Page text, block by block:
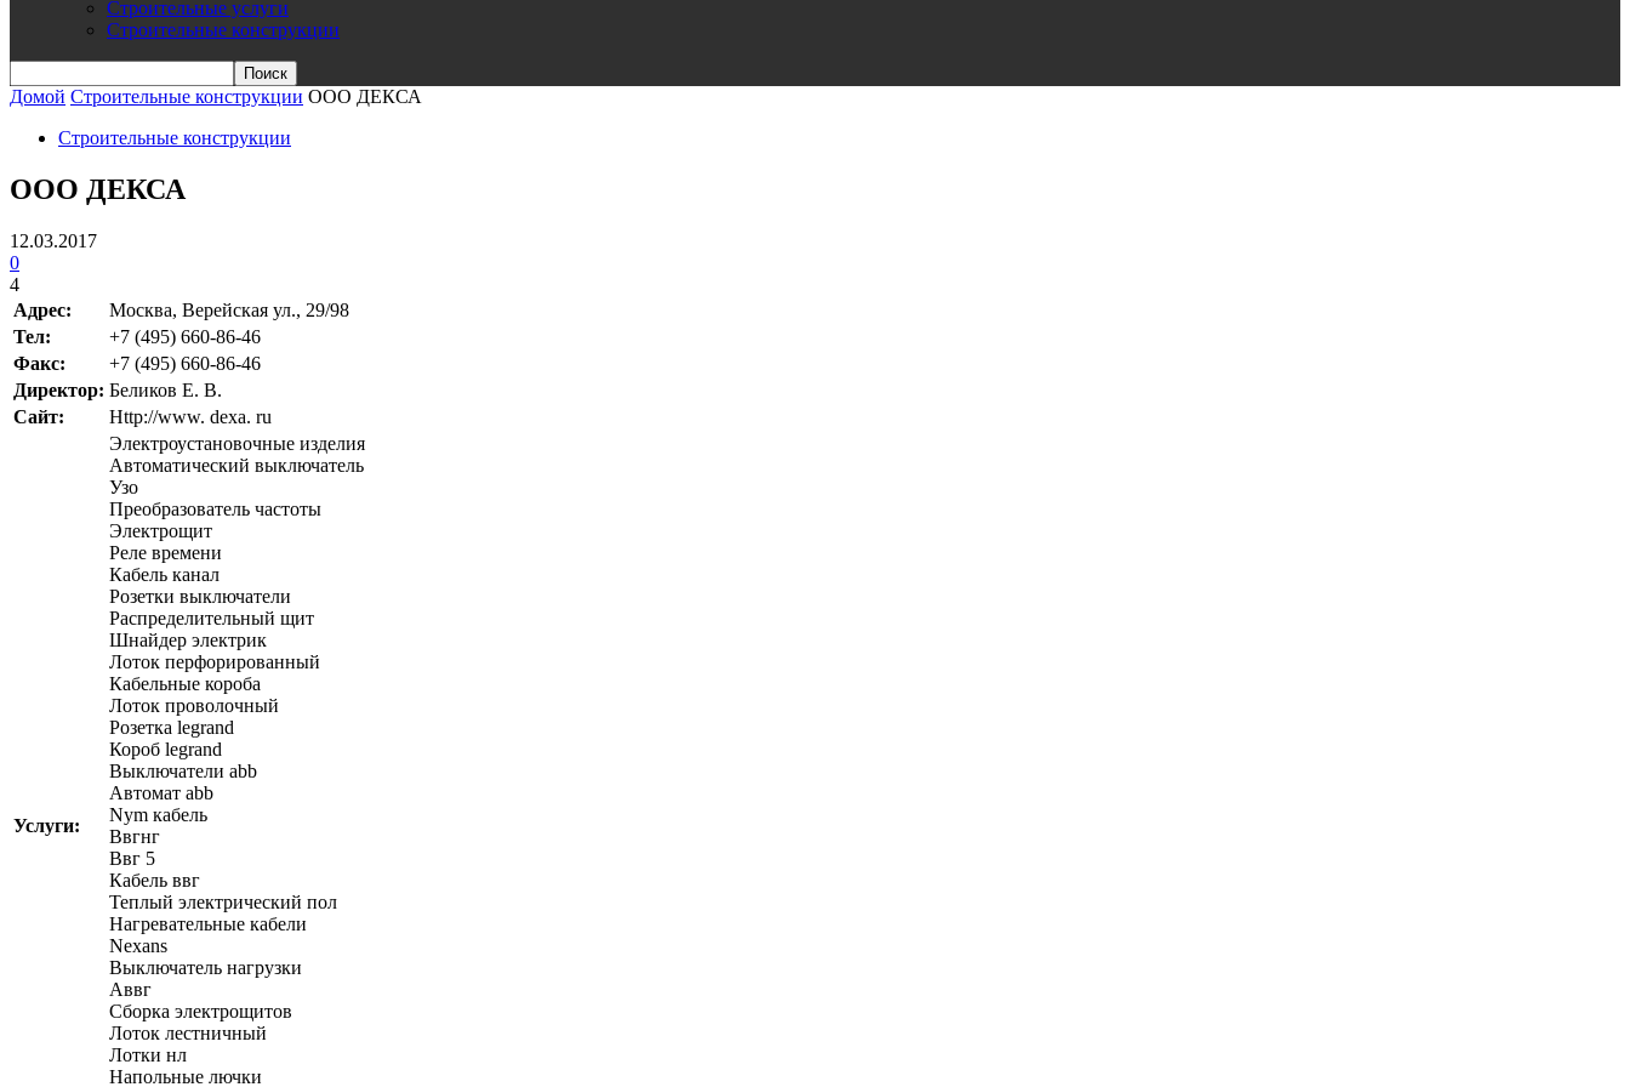
Строительные услуги
Строительные конструкции
Домой Строительные конструкции ООО ДЕКСА
Строительные конструкции
ООО ДЕКСА
12.03.2017
0
4
Адрес:
Москва, Верейская ул., 29/98
Teл:
+7 (495) 660-86-46
Факс:
+7 (495) 660-86-46
Директор: Беликов Е. В.
Сайт:
Http://www. dexa. ru
Услуги:
Электроустановочные изделия
Автоматический выключатель
Узо
Преобразователь частоты
Электрощит
Реле времени
Кабель канал
Розетки выключатели
Распределительный щит
Шнайдер электрик
Лоток перфорированный
Кабельные короба
Лоток проволочный
Розетка legrand
Короб legrand
Выключатели abb
Автомат abb
Nym кабель
Ввгнг
Ввг 5
Кабель ввг
Теплый электрический пол
Нагревательные кабели
Nexans
Выключатель нагрузки
Аввг
Сборка электрощитов
Лоток лестничный
Лотки нл
Напольные лючки